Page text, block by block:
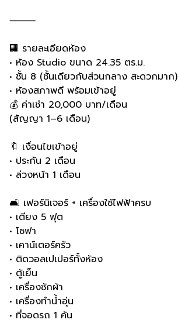
⸻
🏢 รายละเอียดห้อง
• ห้อง Studio ขนาด 24.35 ตร.ม.
• ชั้น 8 (ชั้นเดียวกับส่วนกลาง สะดวกมาก)
• ห้องสภาพดี พร้อมเข้าอยู่
💰 ค่าเช่า 20,000 บาท/เดือน
(สัญญา 1–6 เดือน)
🔖 เงื่อนไขเข้าอยู่
• ประกัน 2 เดือน
• ล่วงหน้า 1 เดือน
🛋️ เฟอร์นิเจอร์ + เครื่องใช้ไฟฟ้าครบ
• เตียง 5 ฟุต
• โซฟา
• เคาน์เตอร์ครัว
• ติดวอลเปเปอร์ทั้งห้อง
• ตู้เย็น
• เครื่องซักผ้า
• เครื่องทำน้ำอุ่น
• ที่จอดรถ 1 คัน